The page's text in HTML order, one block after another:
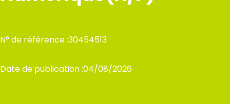
N° de référence :30454513
Date de publication :04/08/2026